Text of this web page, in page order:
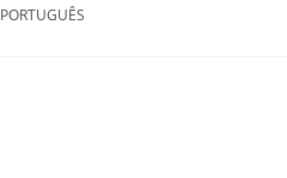
PORTUGUÊS